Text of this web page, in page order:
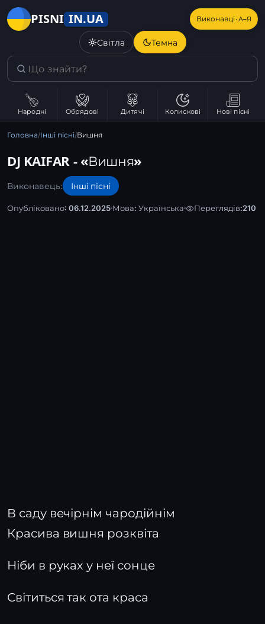
PISNI IN.UA Виконавці·А–Я
Світла Темна
Народні Обрядові Дитячі Колискові Нові пісні
Головна/Інші пісні/Вишня
DJ KAIFAR - «Вишня»
Виконавець: Інші пісні
Опубліковано: 06.12.2025 Мова: Українська Переглядів:210
В саду вечірнім чародійнім
Красива вишня розквіта
Ніби в руках у неї сонце
Світиться так ота краса